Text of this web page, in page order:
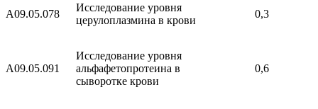
A09.05.078
Исследование уровня
церулоплазмина в крови
0,3
A09.05.091
Исследование уровня
альфафетопротеина в
сыворотке крови
0,6